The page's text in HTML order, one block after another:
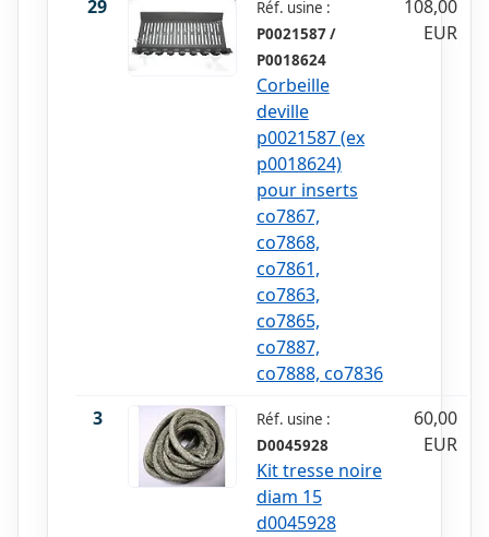
29
Réf. usine :
P0021587 /
P0018624
Corbeille
deville
p0021587 (ex
p0018624)
pour inserts
co7867,
co7868,
co7861,
co7863,
co7865,
co7887,
co7888, co7836
108,00
EUR
3
Réf. usine :
D0045928
Kit tresse noire
diam 15
d0045928
60,00
EUR